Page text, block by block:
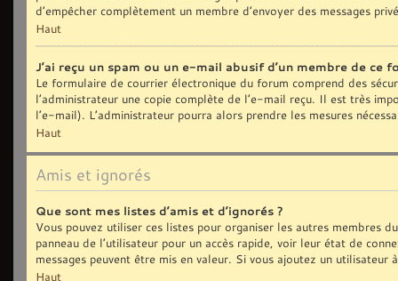
d’empêcher complètement un membre d’envoyer des messages
Haut
J’ai reçu un spam ou un e-mail abusif d’un membre de ce
Le formulaire de courrier électronique du forum comprend des
l’administrateur une copie complète de l’e-mail reçu. Il est très
l’e-mail). L’administrateur pourra alors prendre les mesures
Haut
Amis et ignorés
Que sont mes listes d’amis et d’ignorés ?
Vous pouvez utiliser ces listes pour organiser les autres membres
panneau de l’utilisateur pour un accès rapide, voir leur état de
messages peuvent être mis en valeur. Si vous ajoutez un
Haut